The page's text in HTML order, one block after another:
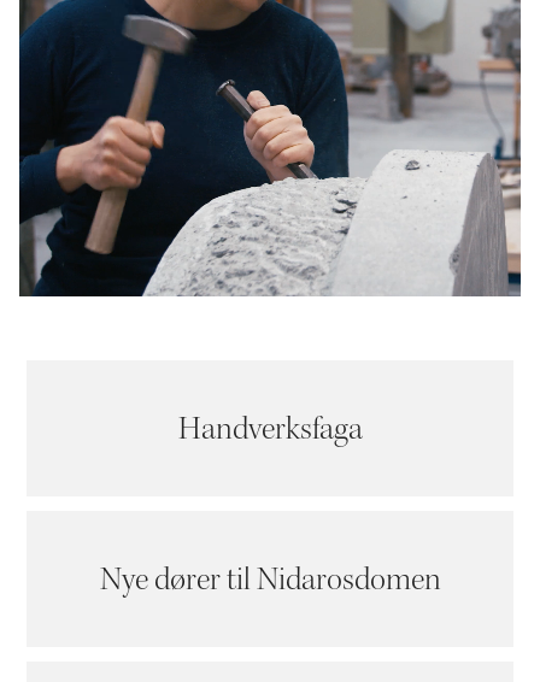
Handverksfaga
Nye dører til Nidarosdomen